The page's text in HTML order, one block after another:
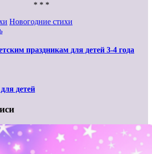
* * *
Новогодние стихи
праздникам для детей 3-4 года
детей